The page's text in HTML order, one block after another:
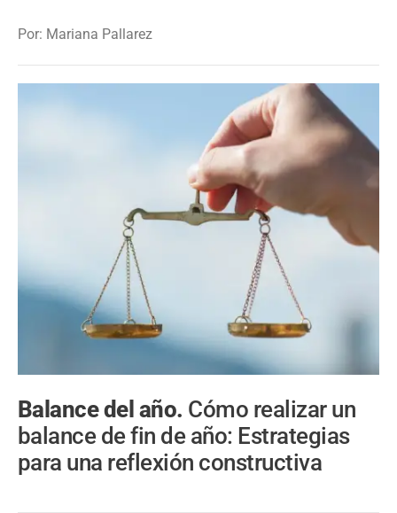
Por: Mariana Pallarez
Balance del año. Cómo realizar un
balance de fin de año: Estrategias
para una reflexión constructiva